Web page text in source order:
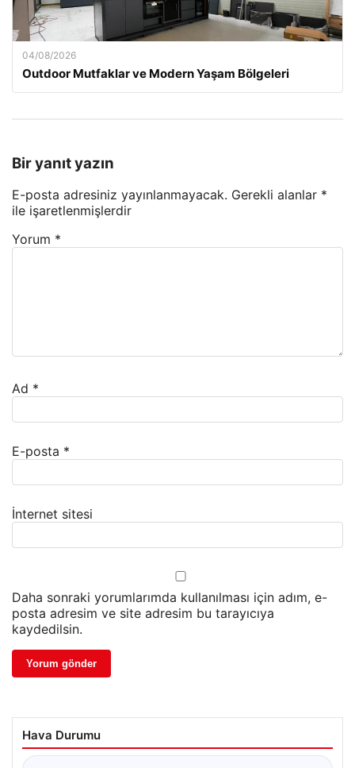
04/08/2026
Outdoor Mutfaklar ve Modern Yaşam Bölgeleri
Bir yanıt yazın
E-posta adresiniz yayınlanmayacak. Gerekli alanlar *
ile işaretlenmişlerdir
Yorum *
Ad *
E-posta *
İnternet sitesi
Daha sonraki yorumlarımda kullanılması için adım, e-
posta adresim ve site adresim bu tarayıcıya
kaydedilsin.
Hava Durumu